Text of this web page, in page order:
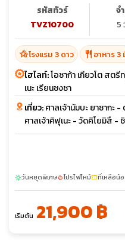
รหัสทัวร์
TVZ10700
จ
5
hotel_classโรงแรม 3 ดาว restaurant อาหาร 3
ไฮไลท์:โอซาก้า เกียวโต สต
เนะ เรียนชงชา
เที่ยว:ศาลเจ้านัมบะ ยาซากะ
ศาลเจ้าคิฟุเนะ - วัดคิโยมิสึ -
sunnyวันหยุดพิเศษlocal_fire_departmentโปรไฟไหม้confirmation_numberที่เหลือน้
เริ่มต้น 21,900 ฿